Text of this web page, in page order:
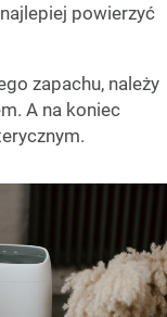
powierzyć
zapachu, należy
A na koniec